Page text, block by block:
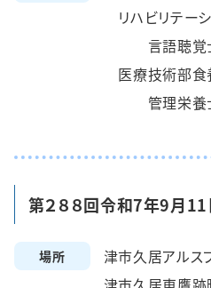
リハビリテー
言語聴覚
医療技術部
管理栄養士
第２８８回令和7年9月11
場所
津市久居アルス